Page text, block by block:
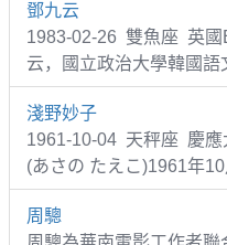
鄧九云
1983-02-26 雙魚座 英國
云，國立政治大學韓國語
淺野妙子
1961-10-04 天秤座 慶應
(あさの たえこ)1961年
周驄